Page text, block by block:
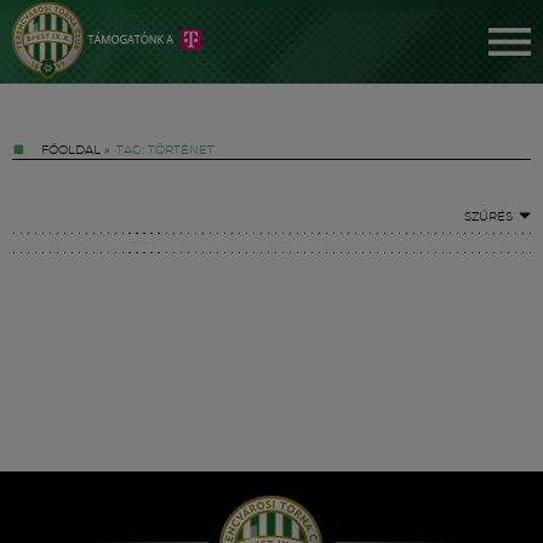
FŐOLDAL » TAG: TÖRTÉNET
SZŰRÉS
Hírek